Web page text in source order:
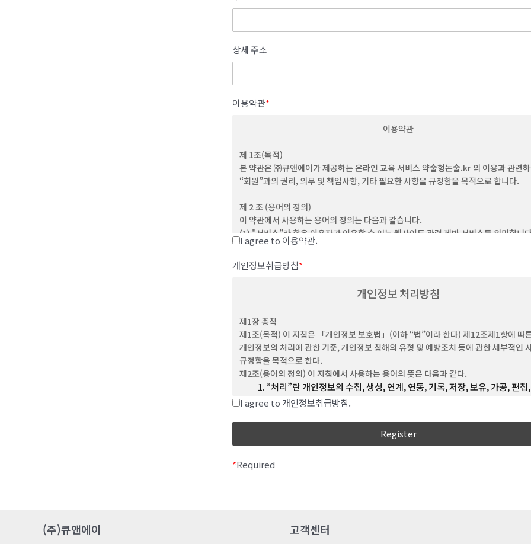
상세 주소
이용약관*
이용약관
제 1조(목적)
본 약관은 ㈜큐앤에이가 제공하는 온라인 교육 서비스 약술형논술.kr 의 이용과 관련
“회원”과의 권리, 의무 및 책임사항, 기타 필요한 사항을 규정함을 목적으로 합니다.
제 2 조 (용어의 정의)
이 약관에서 사용하는 용어의 정의는 다음과 같습니다.
(1) "서비스”라 함은 이용자가 이용할 수 있는 웹사이트 관련 제반 서비스를 의미합니
(2) “이용자”라 함은 회사의 웹사이트에 접속하여 본 약관에 따라 회사가 제공하는 콘텐
제반 서비스를 이용하는 회원 및 비회원을 말합니다.
(3) ‘회원’이라 함은 이 약관에 동의하고 ID를 부여 받은 개인 및 단체를 말합니다.
문자와 숫자의 조합을 의미합니다.
(6) ‘비밀번호’라 함은 회원이 부여 받은 ID와 일치된 회원임을 확인하고, 회원의 권익보
위해 회원이 선정한 문자와 숫자의 조합을 말합니다.
(7) ‘해지’라 함은 회사 또는 회원이 이용계약을 해약하는 것을 말합니다.
제 3 조 (약관의 효력 및 변경)
(1) 이 약관의 내용은 회원에게 공지함으로써 효력을 발생합니다.
변경할 수 있으며, 변경된 약관은 본 조 제1항과 같이 회원에게 공지함으로써 효력을
제 4 조 (약관 외 준칙)
I agree to 이용약관.
개인정보취급방침*
개인정보 처리방침
제1장 총칙
제1조(목적) 이 지침은 「개인정보 보호법」(이하 “법”이라 한다) 제12조제1항에 따
개인정보의 처리에 관한 기준, 개인정보 침해의 유형 및 예방조치 등에 관한 세부적인
규정함을 목적으로 한다.
제2조(용어의 정의) 이 지침에서 사용하는 용어의 뜻은 다음과 같다.
“처리”란 개인정보의 수집, 생성, 연계, 연동, 기록, 저장, 보유, 가공, 편집
출력, 정정(訂正), 복구, 이용, 제공, 공개, 파기(破棄), 그 밖에 이와 유사한
“개인정보처리자”란 업무를 목적으로 법 제2조제4호에 따른 개인정보파
운용하기 위하여 스스로 또는 다른 사람을 통하여 개인정보를 처리하는
“공공기관“이란 법 제2조제6호 및 「개인정보 보호법 시행령」(이하 “영
위한 각종 동창회, 동호회, 향우회, 반상회 및 동아리 등의 모임을 말한다.
I agree to 개인정보취급방침.
*Required
(주)큐앤에이 고객센터